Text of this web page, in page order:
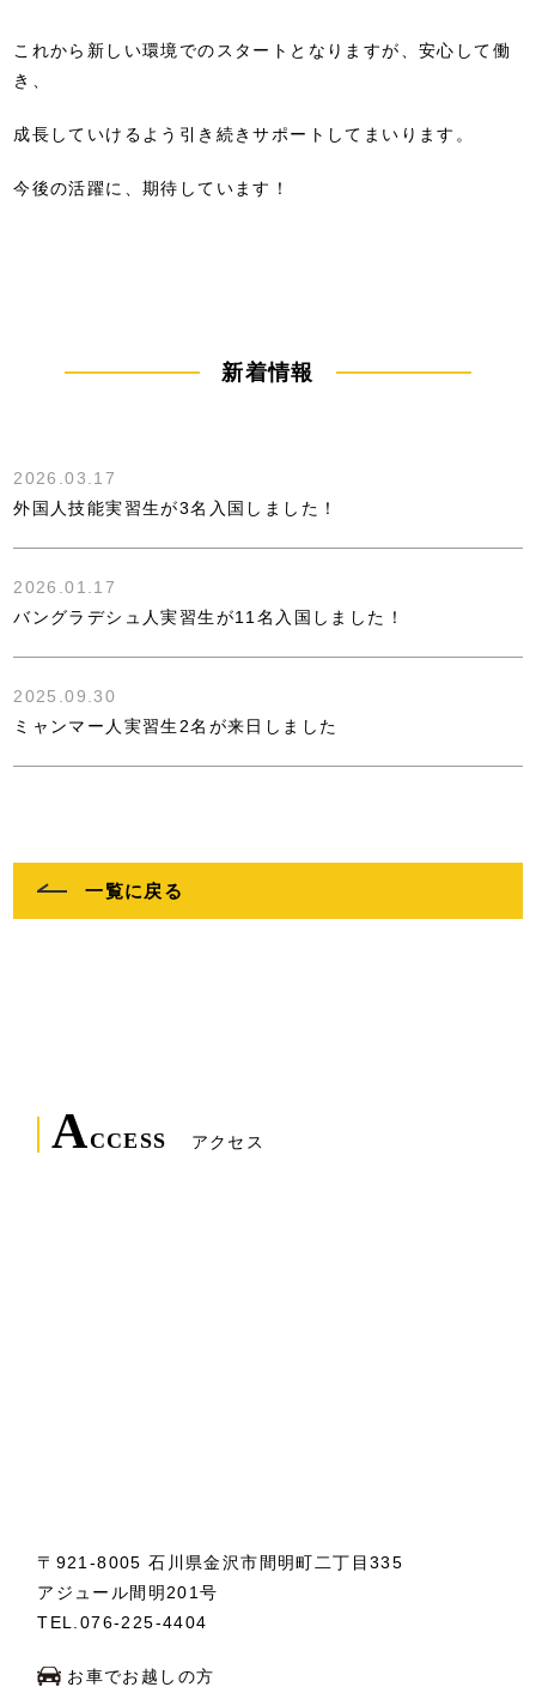
これから新しい環境でのスタートとなりますが、安心して働
き、
成長していけるよう引き続きサポートしてまいります。
今後の活躍に、期待しています！
新着情報
2026.03.17
外国人技能実習生が3名入国しました！
2026.01.17
バングラデシュ人実習生が11名入国しました！
2025.09.30
ミャンマー人実習生2名が来日しました
一覧に戻る
ACCESS アクセス
〒921-8005 石川県金沢市間明町二丁目335
アジュール間明201号
TEL. 076-225-4404
お車でお越しの方